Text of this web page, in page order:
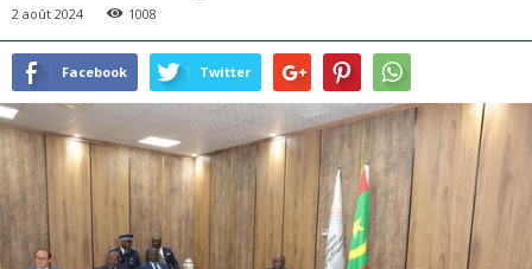
2 août 2024 1008
Facebook Twitter